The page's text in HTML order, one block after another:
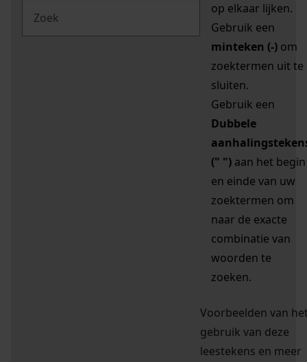
op elkaar lijken.
Gebruik een
minteken (-) om
zoektermen uit te
sluiten.
Gebruik een
Dubbele
(" ") aan het begin
en einde van uw
zoektermen om
naar de exacte
combinatie van
woorden te
zoeken.
Voorbeelden van
gebruik van deze
leestekens en meer